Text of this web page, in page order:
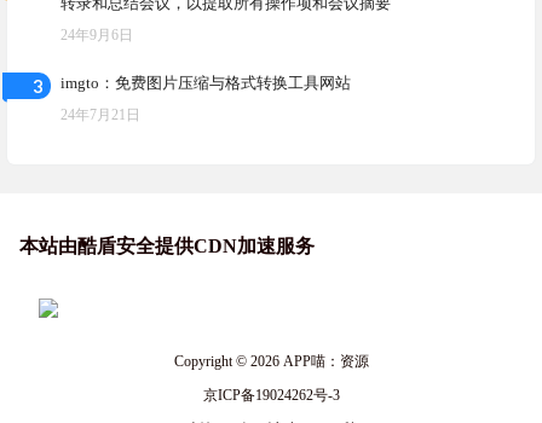
24年9月6日
3 imgto：免费图片压缩与格式转换工具网站
24年7月21日
本站由酷盾安全提供CDN加速服务
Copyright © 2026APP喵：资源
京ICP备19024262号-3